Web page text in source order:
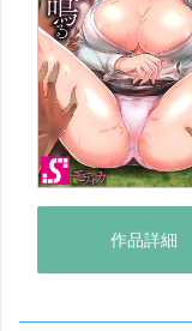
作品詳細